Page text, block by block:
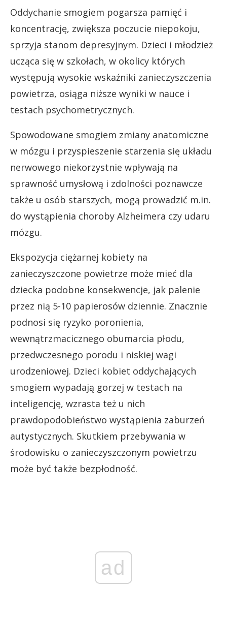
Oddychanie smogiem pogarsza pamięć i
koncentrację, zwiększa poczucie niepokoju,
sprzyja stanom depresyjnym. Dzieci i młodzież
ucząca się w szkołach, w okolicy których
występują wysokie wskaźniki zanieczyszczenia
powietrza, osiąga niższe wyniki w nauce i
testach psychometrycznych.
Spowodowane smogiem zmiany anatomiczne
w mózgu i przyspieszenie starzenia się układu
nerwowego niekorzystnie wpływają na
sprawność umysłową i zdolności poznawcze
także u osób starszych, mogą prowadzić m.in.
do wystąpienia choroby Alzheimera czy udaru
mózgu.
Ekspozycja ciężarnej kobiety na
zanieczyszczone powietrze może mieć dla
dziecka podobne konsekwencje, jak palenie
przez nią 5-10 papierosów dziennie. Znacznie
podnosi się ryzyko poronienia,
wewnątrzmacicznego obumarcia płodu,
przedwczesnego porodu i niskiej wagi
urodzeniowej. Dzieci kobiet oddychających
smogiem wypadają gorzej w testach na
inteligencję, wzrasta też u nich
prawdopodobieństwo wystąpienia zaburzeń
autystycznych. Skutkiem przebywania w
środowisku o zanieczyszczonym powietrzu
może być także bezpłodność.
ad